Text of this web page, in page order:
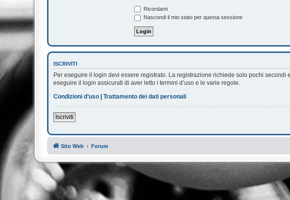
Ricordami
Nascondi il mio stato per questa sessione
ISCRIVITI
Per eseguire il login devi essere registrato. La registrazione richiede solo pochi
eseguire il login assicurati di aver letto i termini d’uso e le varie regole.
Condizioni d’uso
Trattamento dei dati personali
Iscriviti
Sito Web Forum